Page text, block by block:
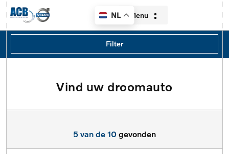
NL Menu
Home
Diensten
Vind uw droomauto
Filter
Filters
Merk
Type
5 van de 10 gevonden